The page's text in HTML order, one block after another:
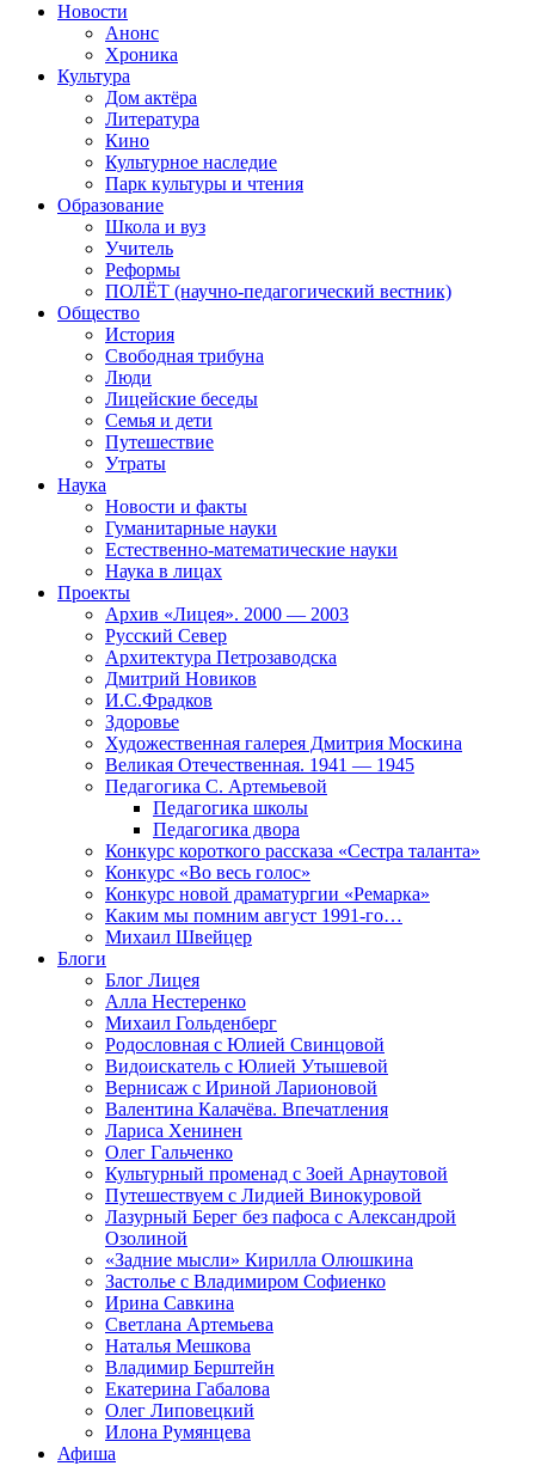
Новости
Анонс
Хроника
Культура
Дом актёра
Литература
Кино
Культурное наследие
Парк культуры и чтения
Образование
Школа и вуз
Учитель
Реформы
ПОЛЁТ (научно-педагогический вестник)
Общество
История
Свободная трибуна
Люди
Лицейские беседы
Семья и дети
Путешествие
Утраты
Наука
Новости и факты
Гуманитарные науки
Естественно-математические науки
Наука в лицах
Проекты
Архив «Лицея». 2000 — 2003
Русский Север
Архитектура Петрозаводска
Дмитрий Новиков
И.С.Фрадков
Здоровье
Художественная галерея Дмитрия Москина
Великая Отечественная. 1941 — 1945
Педагогика С. Артемьевой
Педагогика школы
Педагогика двора
Конкурс короткого рассказа «Сестра таланта»
Конкурс «Во весь голос»
Конкурс новой драматургии «Ремарка»
Каким мы помним август 1991-го…
Михаил Швейцер
Блоги
Блог Лицея
Алла Нестеренко
Михаил Гольденберг
Родословная с Юлией Свинцовой
Видоискатель с Юлией Утышевой
Вернисаж с Ириной Ларионовой
Валентина Калачёва. Впечатления
Лариса Хенинен
Олег Гальченко
Культурный променад с Зоей Арнаутовой
Путешествуем с Лидией Винокуровой
Лазурный Берег без пафоса с Александрой
Озолиной
«Задние мысли» Кирилла Олюшкина
Застолье с Владимиром Софиенко
Ирина Савкина
Светлана Артемьева
Наталья Мешкова
Владимир Берштейн
Екатерина Габалова
Олег Липовецкий
Илона Румянцева
Афиша